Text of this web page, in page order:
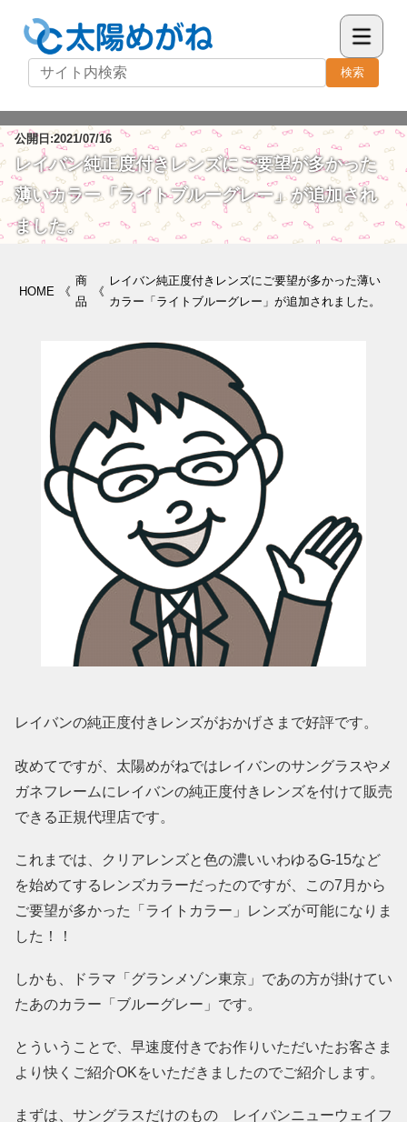
検索
公開日:2021/07/16
レイバン純正度付きレンズにご要望が多かった
薄いカラー「ライトブルーグレー」が追加され
ました。
HOME 《
商
品
《
レイバン純正度付きレンズにご要望が多かった薄い
カラー「ライトブルーグレー」が追加されました。
レイバンの純正度付きレンズがおかげさまで好評です。
改めてですが、太陽めがねではレイバンのサングラスやメ
ガネフレームにレイバンの純正度付きレンズを付けて販売
できる正規代理店です。
これまでは、クリアレンズと色の濃いいわゆるG-15など
を始めてするレンズカラーだったのですが、この7月から
ご要望が多かった「ライトカラー」レンズが可能になりま
した！！
しかも、ドラマ「グランメゾン東京」であの方が掛けてい
たあのカラー「ブルーグレー」です。
とういうことで、早速度付きでお作りいただいたお客さま
より快くご紹介OKをいただきましたのでご紹介します。
まずは、サングラスだけのもの レイバンニューウェイフ